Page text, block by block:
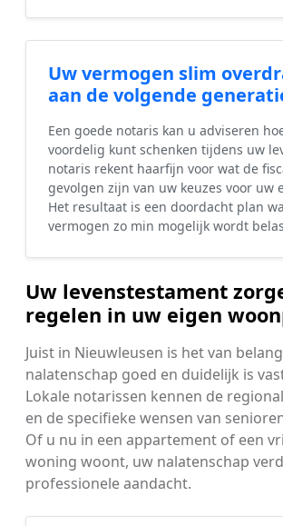
Uw vermogen slim
aan de volgende
Een goede notaris kan u adviseren
voordelig kunt schenken tijdens uw
notaris rekent haarfijn voor wat de
gevolgen zijn van uw keuzes voor uw
Het resultaat is een doordacht plan
vermogen zo min mogelijk wordt
Uw levenstestament
regelen in uw eigen
Juist in Nieuwleusen is het van
nalatenschap goed en duidelijk is
Lokale notarissen kennen de
en de specifieke wensen van
Of u nu in een appartement of een
woning woont, uw nalatenschap
professionele aandacht.